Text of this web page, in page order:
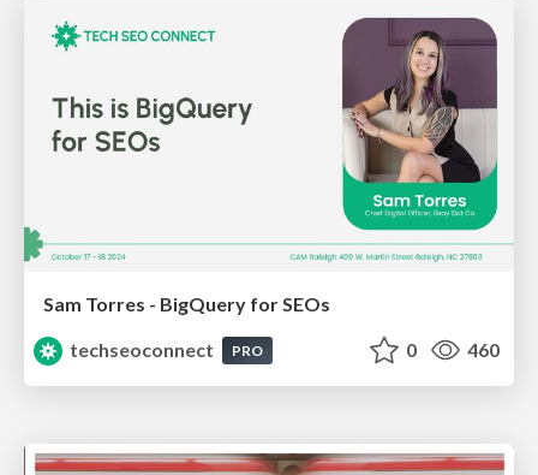
Sam Torres - BigQuery for SEOs
techseoconnect
PRO 0 460